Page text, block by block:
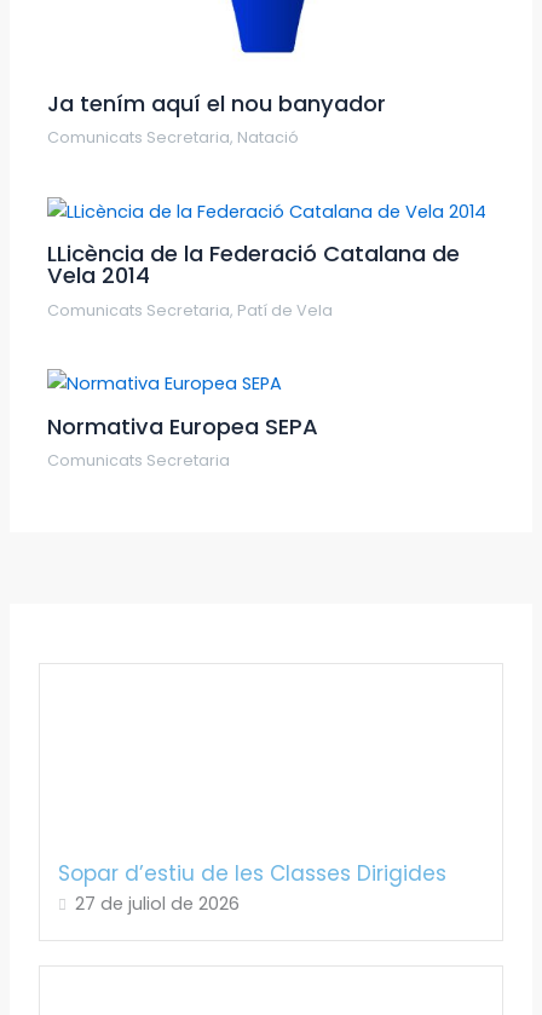
Ja tením aquí el nou banyador
Comunicats Secretaria, Natació
LLicència de la Federació Catalana de
Vela 2014
Comunicats Secretaria, Patí de Vela
Normativa Europea SEPA
Comunicats Secretaria
Sopar d’estiu de les Classes Dirigides
27 de juliol de 2026